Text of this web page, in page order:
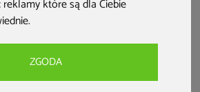
które są dla Ciebie
.
ZGODA